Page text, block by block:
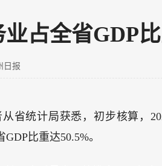
占全省GDP
日报
省统计局获悉，初步核算，
比重达50.5%。